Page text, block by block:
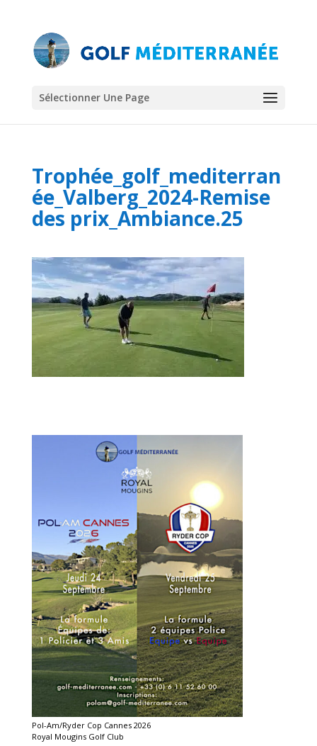
Sélectionner Une Page
Trophée_golf_mediterran
ée_Valberg_2024-Remise
des prix_Ambiance.25
Pol-Am/Ryder Cop Cannes 2026
Royal Mougins Golf Club